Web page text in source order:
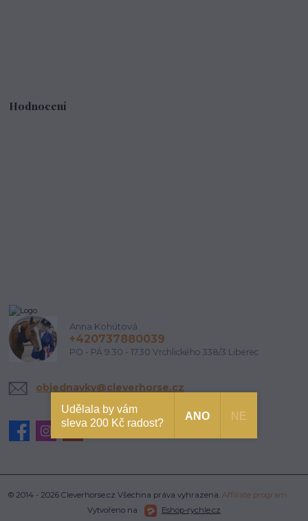
Hodnocení
Anna Kohútová
+420737880039
PO - PÁ 9.30 - 17.30 Vrchlického 338/3 Liberec
objednavky@cleverhorse.cz
© 2014 - 2026 Cleverhorse.cz Všechna práva vyhrazena.Affiliate program
Vytvořeno na
Eshop-rychle.cz
Udělala by vám
sleva 200 Kč radost?
ANO NE